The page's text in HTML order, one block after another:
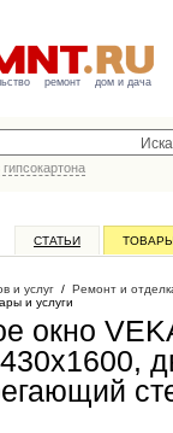
ремонт дом и дача
СТАТЬИ ТОВАРЫ
и услуг / Ремонт и
и услуги
окно